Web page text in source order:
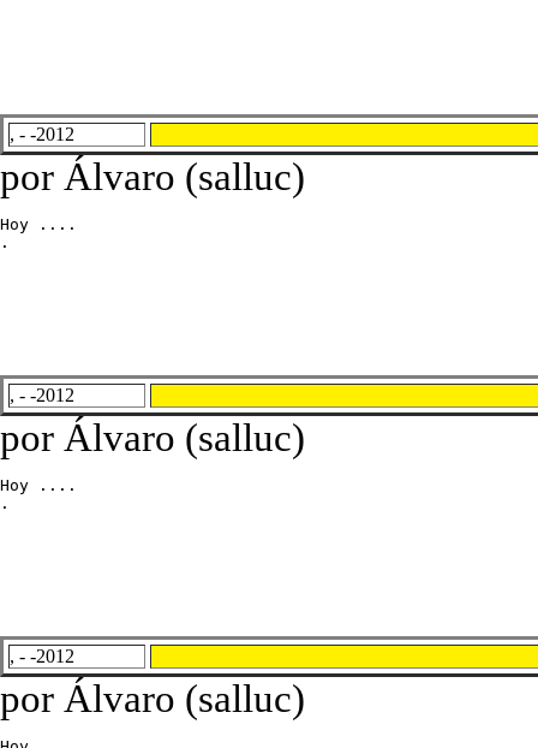
, - -2012
por Álvaro (salluc)
Hoy ....
.
, - -2012
por Álvaro (salluc)
Hoy ....
.
, - -2012
por Álvaro (salluc)